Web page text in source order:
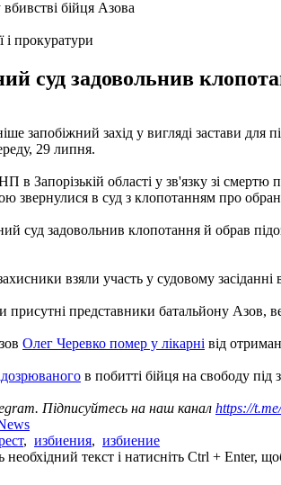
і прокуратури
суд задовольнив
запобіжний захід у вигляді застави для
29 липня.
Запорізькій області у зв'язку зі
звернулися в суд з клопотанням про
суд задовольнив клопотання й обрав
взяли участь у судовому
представники батальйону Азов,
Олег Черевко помер у лікарні від
в побитті бійця на свободу під
Підписуйтесь на наш канал https://
, избиения, избиение
текст і натисніть Ctrl + Enter,